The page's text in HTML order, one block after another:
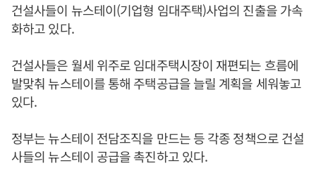
건설사들이 뉴스테이(기업형 임대주택)사업의 진출을 가속
화하고 있다.
건설사들은 월세 위주로 임대주택시장이 재편되는 흐름에
발맞춰 뉴스테이를 통해 주택공급을 늘릴 계획을 세워놓고
있다.
정부는 뉴스테이 전담조직을 만드는 등 각종 정책으로 건설
사들의 뉴스테이 공급을 촉진하고 있다.